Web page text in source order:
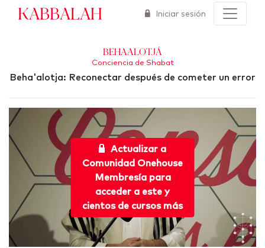
Kabbalah Iniciar sesión
Behaalotjá
Conciencia de Shabat
Beha'alotja: Reconectar después de cometer un error
Actualizar a
Comunidad Onehouse
Membresía para
acceder a este y
cientos de cursos más